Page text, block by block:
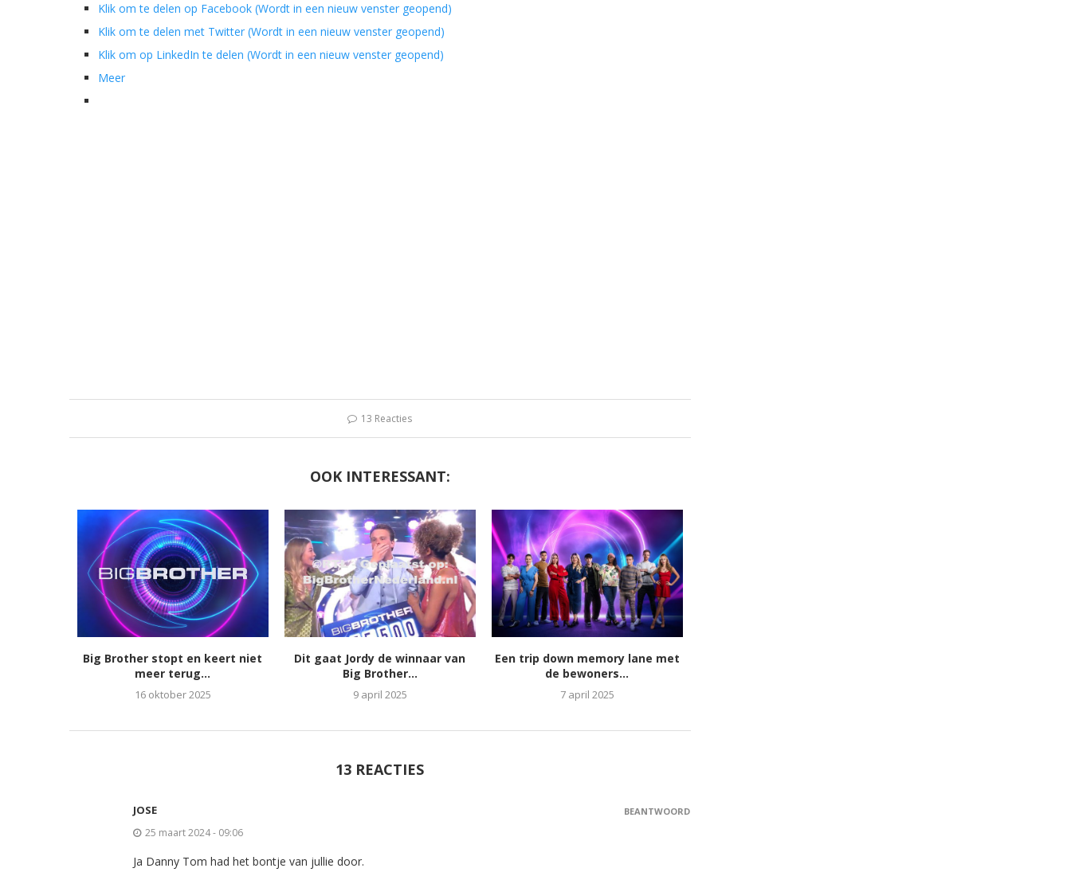
Klik om te delen op Facebook (Wordt in een nieuw venster geopend)
Klik om te delen met Twitter (Wordt in een nieuw venster geopend)
Klik om op LinkedIn te delen (Wordt in een nieuw venster geopend)
Meer
13 Reacties
OOK INTERESSANT:
Big Brother stopt en keert niet
meer terug...
16 oktober 2025
Dit gaat Jordy de winnaar van
Big Brother...
9 april 2025
Een trip down memory lane met
de bewoners...
7 april 2025
13 REACTIES
JOSE
25 maart 2024 - 09:06
Ja Danny Tom had het bontje van jullie door.
BEANTWOORD